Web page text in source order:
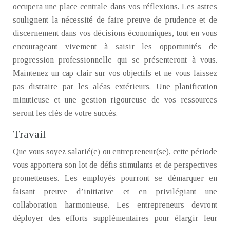
occupera une place centrale dans vos réflexions. Les astres
soulignent la nécessité de faire preuve de prudence et de
discernement dans vos décisions économiques, tout en vous
encourageant vivement à saisir les opportunités de
progression professionnelle qui se présenteront à vous.
Maintenez un cap clair sur vos objectifs et ne vous laissez
pas distraire par les aléas extérieurs. Une planification
minutieuse et une gestion rigoureuse de vos ressources
seront les clés de votre succès.
Travail
Que vous soyez salarié(e) ou entrepreneur(se), cette période
vous apportera son lot de défis stimulants et de perspectives
prometteuses. Les employés pourront se démarquer en
faisant preuve d’initiative et en privilégiant une
collaboration harmonieuse. Les entrepreneurs devront
déployer des efforts supplémentaires pour élargir leur